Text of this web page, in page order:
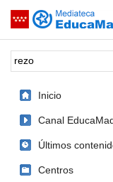
Saltar navegación
Palabra o frase:
Inicio
Canal
Últimos
Centros